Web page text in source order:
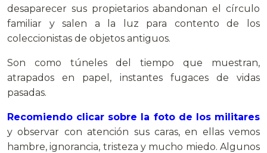
desaparecer sus propietarios abandonan el círculo
familiar y salen a la luz para contento de los
coleccionistas de objetos antiguos.
Son como túneles del tiempo que muestran,
atrapados en papel, instantes fugaces de vidas
pasadas.
Recomiendo clicar sobre la foto de los militares
y observar con atención sus caras, en ellas vemos
hambre, ignorancia, tristeza y mucho miedo. Algunos